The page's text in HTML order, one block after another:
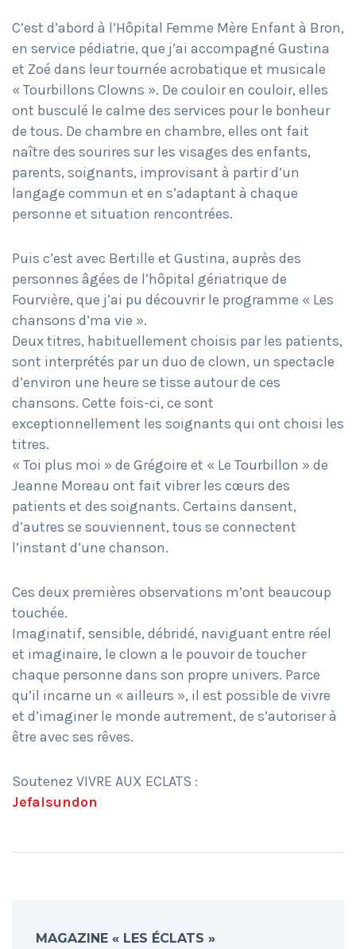
C’est d’abord à l’Hôpital Femme Mère Enfant à Bron,
en service pédiatrie, que j’ai accompagné Gustina
et Zoé dans leur tournée acrobatique et musicale
« Tourbillons Clowns ». De couloir en couloir, elles
ont busculé le calme des services pour le bonheur
de tous. De chambre en chambre, elles ont fait
naître des sourires sur les visages des enfants,
parents, soignants, improvisant à partir d’un
langage commun et en s’adaptant à chaque
personne et situation rencontrées.
Puis c’est avec Bertille et Gustina, auprès des
personnes âgées de l’hôpital gériatrique de
Fourvière, que j’ai pu découvrir le programme « Les
chansons d’ma vie ».
Deux titres, habituellement choisis par les patients,
sont interprétés par un duo de clown, un spectacle
d’environ une heure se tisse autour de ces
chansons. Cette fois-ci, ce sont
exceptionnellement les soignants qui ont choisi les
titres.
« Toi plus moi » de Grégoire et « Le Tourbillon » de
Jeanne Moreau ont fait vibrer les cœurs des
patients et des soignants. Certains dansent,
d’autres se souviennent, tous se connectent
l’instant d’une chanson.
Ces deux premières observations m’ont beaucoup
touchée.
Imaginatif, sensible, débridé, naviguant entre réel
et imaginaire, le clown a le pouvoir de toucher
chaque personne dans son propre univers. Parce
qu’il incarne un « ailleurs », il est possible de vivre
et d’imaginer le monde autrement, de s’autoriser à
être avec ses rêves.
Soutenez VIVRE AUX ECLATS :
Jefaisundon
MAGAZINE « LES ÉCLATS »